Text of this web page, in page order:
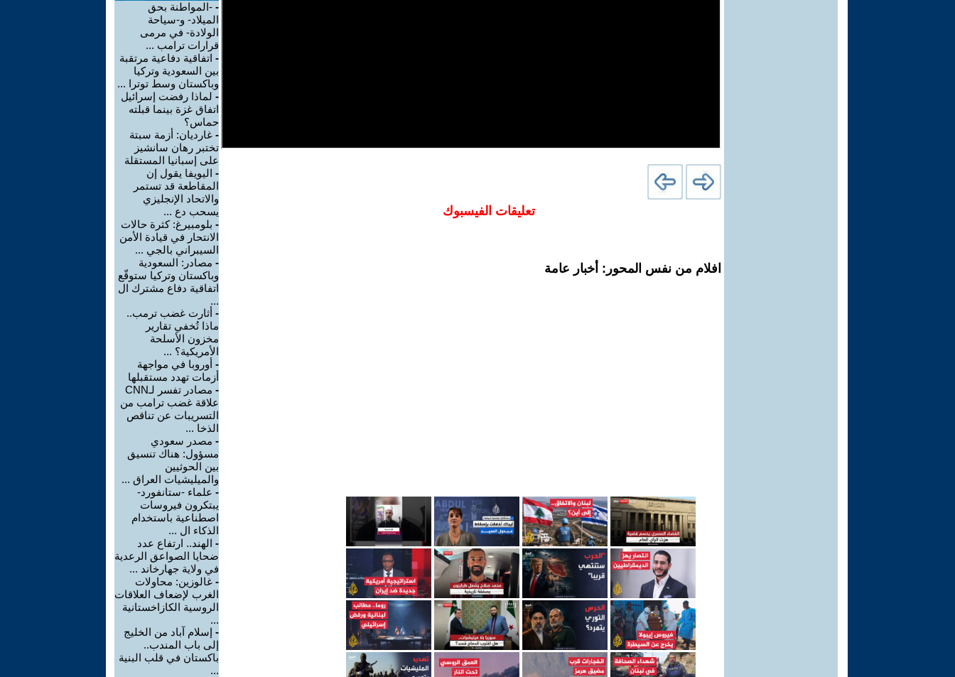
تعليقات الفيسبوك
افلام من نفس المحور: أخبار عامة
- -المواطنة بحق
الميلاد- و-سياحة
الولادة- في مرمى
قرارات ترامب ...
- اتفاقية دفاعية مرتقبة
بين السعودية وتركيا
وباكستان وسط توترا ...
- لماذا رفضت إسرائيل
اتفاق غزة بينما قبلته
حماس؟
- غارديان: أزمة سبتة
تختبر رهان سانشيز
على إسبانيا المستقلة
- اليويفا يقول إن
المقاطعة قد تستمر
والاتحاد الإنجليزي
يسحب دع ...
- بلومبيرغ: كثرة حالات
الانتحار في قيادة الأمن
السيبراني بالجي ...
- مصادر: السعودية
وباكستان وتركيا ستوقّع
اتفاقية دفاع مشترك ال
...
- أثارت غضب ترمب..
ماذا تُخفي تقارير
مخزون الأسلحة
الأمريكية؟ ...
- أوروبا في مواجهة
أزمات تهدد مستقبلها
-
مصادر تفسر لـCNN
علاقة غضب ترامب من
التسريبات عن تناقص
الذخا ...
- مصدر سعودي
مسؤول: هناك تنسيق
بين الحوثيين
والميليشيات العراق ...
- علماء -ستانفورد-
يبتكرون فيروسات
اصطناعية باستخدام
الذكاء ال ...
- الهند.. ارتفاع عدد
ضحايا الصواعق الرعدية
في ولاية جهارخاند ...
- غالوزين: محاولات
الغرب لإضعاف العلاقات
الروسية الكازاخستانية
...
- إسلام آباد من الخليج
إلى باب المندب..
باكستان في قلب البنية
...